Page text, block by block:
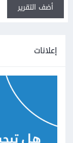
أضف التقرير
إعلانات